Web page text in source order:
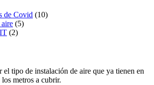
de Covid (10)
(5)
(2)
el tipo de instalación de aire que ya tienen en
metros a cubrir.